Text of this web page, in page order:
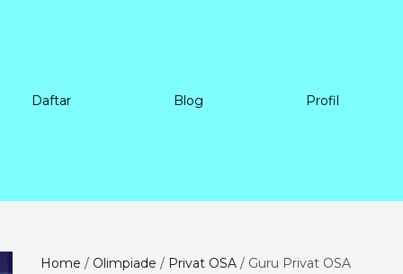
Daftar Blog Profil
Home / Olimpiade / Privat OSA/ Guru Privat OSA
Price
Guru